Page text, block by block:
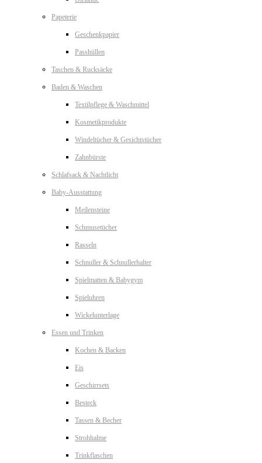
Papeterie
Geschenkpapier
Passhüllen
Taschen & Rucksäcke
Baden & Waschen
Textilpflege & Waschmittel
Kosmetikprodukte
Windeltücher & Gesichtstücher
Zahnbürste
Schlafsack & Nachtlicht
Baby-Ausstattung
Meilensteine
Schmusetücher
Rasseln
Schnuller & Schnullerhalter
Spielmatten & Babygym
Spieluhren
Wickelunterlage
Essen und Trinken
Kochen & Backen
Eis
Geschirrsets
Besteck
Tassen & Becher
Strohhalme
Trinkflaschen